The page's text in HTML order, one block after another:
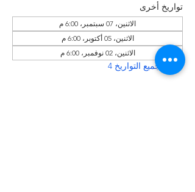
تواريخ أخرى
الاثنين، 07 سبتمبر، 6:00 م
الاثنين، 05 أكتوبر، 6:00 م
الاثنين، 02 نوفمبر، 6:00 م
عرض جميع التواريخ 4